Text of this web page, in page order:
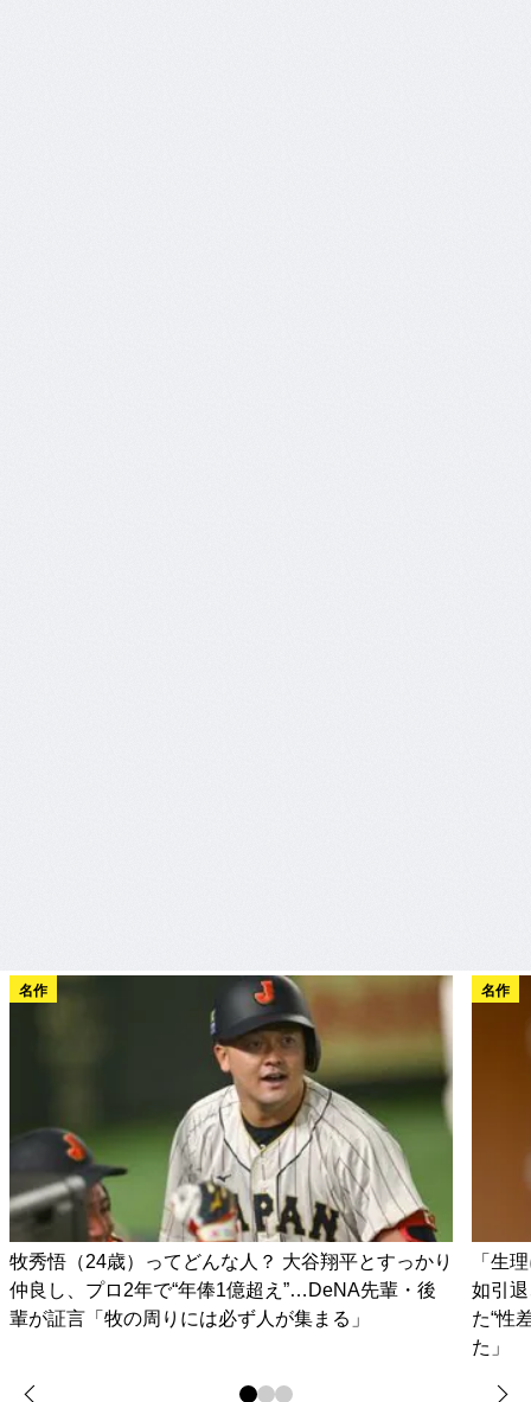
名作
牧秀悟（24歳）ってどんな人？ 大谷翔平とすっかり
仲良し、プロ2年で“年俸1億超え”…DeNA先輩・後
輩が証言「牧の周りには必ず人が集まる」
名作
「生
如引
た“性
た」